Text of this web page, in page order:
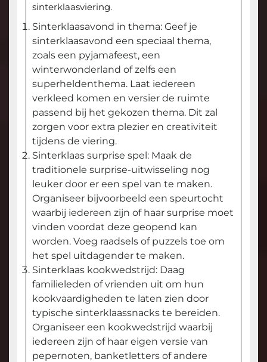
sinterklaasviering.
Sinterklaasavond in thema: Geef je
sinterklaasavond een speciaal thema,
zoals een pyjamafeest, een
winterwonderland of zelfs een
superheldenthema. Laat iedereen
verkleed komen en versier de ruimte
passend bij het gekozen thema. Dit zal
zorgen voor extra plezier en creativiteit
tijdens de viering.
Sinterklaas surprise spel: Maak de
traditionele surprise-uitwisseling nog
leuker door er een spel van te maken.
Organiseer bijvoorbeeld een speurtocht
waarbij iedereen zijn of haar surprise moet
vinden voordat deze geopend kan
worden. Voeg raadsels of puzzels toe om
het spel uitdagender te maken.
Sinterklaas kookwedstrijd: Daag
familieleden of vrienden uit om hun
kookvaardigheden te laten zien door
typische sinterklaassnacks te bereiden.
Organiseer een kookwedstrijd waarbij
iedereen zijn of haar eigen versie van
pepernoten, banketletters of andere